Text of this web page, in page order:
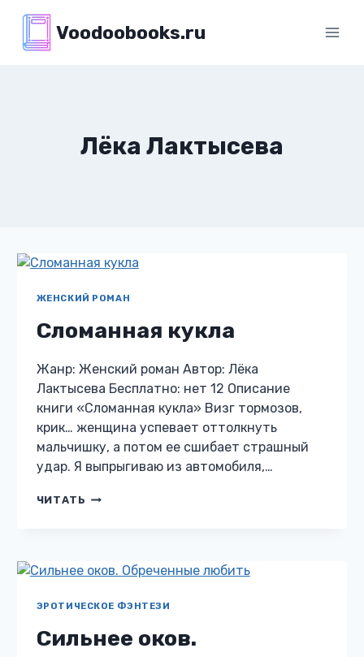
содержимому
Voodoobooks.ru
Лёка Лактысева
ЖЕНСКИЙ РОМАН
Сломанная кукла
Жанр: Женский роман Автор: Лёка
Лактысева Бесплатно: нет 12 Описание
книги «Сломанная кукла» Визг тормозов,
крик… женщина успевает оттолкнуть
мальчишку, а потом ее сшибает страшный
удар. Я выпрыгиваю из автомобиля,…
ЧИТАТЬ СЛОМАННАЯ
ЭРОТИЧЕСКОЕ ФЭНТЕЗИ
Сильнее оков.